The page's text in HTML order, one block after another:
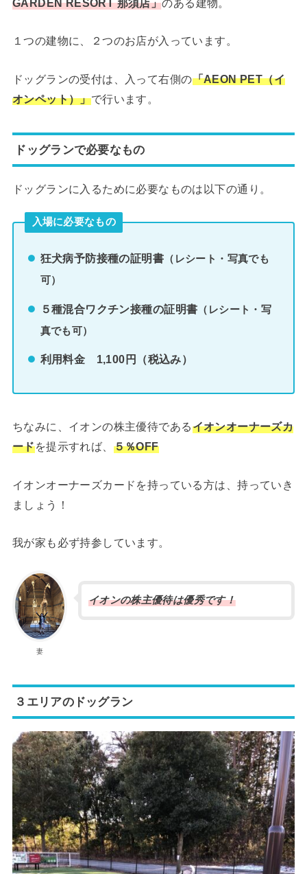
GARDEN RESORT 那須店」のある建物。
１つの建物に、２つのお店が入っています。
ドッグランの受付は、入って右側の「AEON PET（イ
オンペット）」で行います。
ドッグランで必要なもの
ドッグランに入るために必要なものは以下の通り。
入場に必要なもの
狂犬病予防接種の証明書 （レシート・写真でも
可）
５種混合ワクチン接種の証明書 （レシート・写
真でも可）
利用料金 1,100円（税込み）
ちなみに、イオンの株主優待であるイオンオーナーズカ
ードを提示すれば、 ５％OFF
イオンオーナーズカードを持っている方は、持っていき
ましょう！
我が家も必ず持参しています。
妻
イオンの株主優待は優秀です！
３エリアのドッグラン